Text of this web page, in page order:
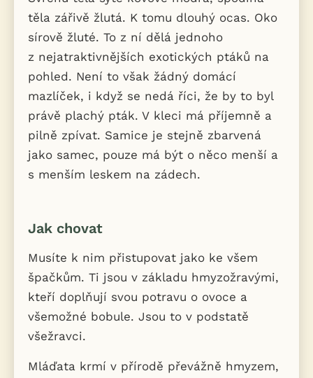
těla zářivě žlutá. K tomu dlouhý ocas. Oko
sírově žluté. To z ní dělá jednoho
z nejatraktivnějších exotických ptáků na
pohled. Není to však žádný domácí
mazlíček, i když se nedá říci, že by to byl
právě plachý pták. V kleci má příjemně a
pilně zpívat. Samice je stejně zbarvená
jako samec, pouze má být o něco menší a
s menším leskem na zádech.
Jak chovat
Musíte k nim přistupovat jako ke všem
špačkům. Ti jsou v základu hmyzožravými,
kteří doplňují svou potravu o ovoce a
všemožné bobule. Jsou to v podstatě
všežravci.
Mláďata krmí v přírodě převážně hmyzem,